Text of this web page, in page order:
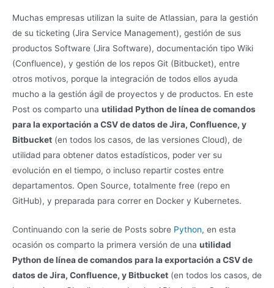
Muchas empresas utilizan la suite de Atlassian, para la gestión
de su ticketing (Jira Service Management), gestión de sus
productos Software (Jira Software), documentación tipo Wiki
(Confluence), y gestión de los repos Git (Bitbucket), entre
otros motivos, porque la integración de todos ellos ayuda
mucho a la gestión ágil de proyectos y de productos. En este
Post os comparto una utilidad Python de línea de comandos
para la exportación a CSV de datos de Jira, Confluence, y
Bitbucket (en todos los casos, de las versiones Cloud), de
utilidad para obtener datos estadísticos, poder ver su
evolución en el tiempo, o incluso repartir costes entre
departamentos. Open Source, totalmente free (repo en
GitHub), y preparada para correr en Docker y Kubernetes.
Continuando con la serie de Posts sobre Python, en esta
ocasión os comparto la primera versión de una utilidad
Python de línea de comandos para la exportación a CSV de
datos de Jira, Confluence, y Bitbucket (en todos los casos, de